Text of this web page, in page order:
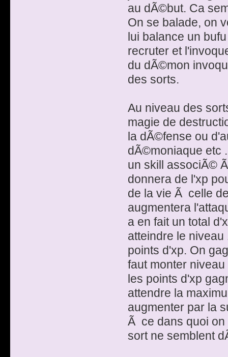
au dÃ©but. Ca
On se balade, on
lui balance un
recruter et
du dÃ©mon
des sorts.
Au niveau des
magie de
la dÃ©fense ou
dÃ©moniaque etc
un skill associÃ©
donnera de l'xp
de la vie Ã celle
augmentera
a en fait un total
atteindre le
points d'xp. On
faut monter
les points d'xp
attendre la
augmenter par la
Ã ce dans quoi
sort ne semblent